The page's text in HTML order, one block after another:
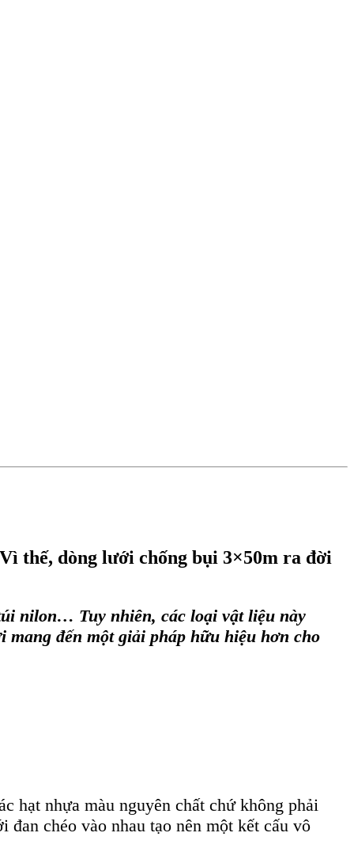
thế, dòng lưới chống bụi 3×50m ra đời
nilon… Tuy nhiên, các loại vật liệu này
mang đến một giải pháp hữu hiệu hơn cho
hạt nhựa màu nguyên chất chứ không phải
chéo vào nhau tạo nên một kết cấu vô